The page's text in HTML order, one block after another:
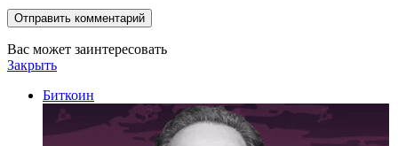
Вас может заинтересовать
Закрыть
Биткоин